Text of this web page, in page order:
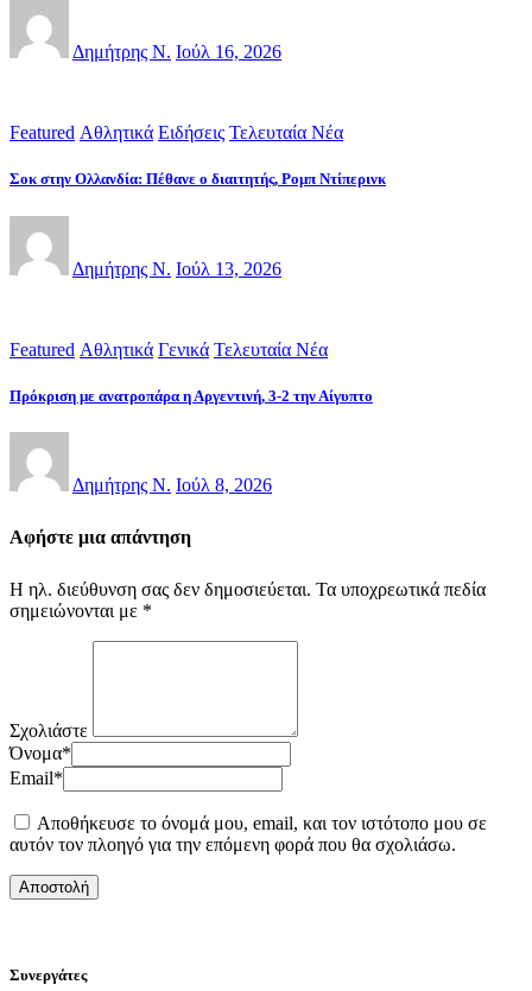
Δημήτρης Ν. Ιούλ 16, 2026
Featured Αθλητικά Ειδήσεις Τελευταία Νέα
Σοκ στην Ολλανδία: Πέθανε ο διαιτητής, Ρομπ Ντίπερινκ
Δημήτρης Ν. Ιούλ 13, 2026
Featured Αθλητικά Γενικά Τελευταία Νέα
Πρόκριση με ανατροπάρα η Αργεντινή, 3-2 την Αίγυπτο
Δημήτρης Ν. Ιούλ 8, 2026
Αφήστε μια απάντηση
Η ηλ. διεύθυνση σας δεν δημοσιεύεται. Τα υποχρεωτικά πεδία
σημειώνονται με *
Σχολιάστε
Όνομα*
Email*
Αποθήκευσε το όνομά μου, email, και τον ιστότοπο μου σε
αυτόν τον πλοηγό για την επόμενη φορά που θα σχολιάσω.
Συνεργάτες